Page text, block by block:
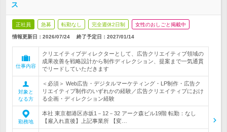
ス
正社員 急募 転勤なし 完全週休2日制 女性のおしごと掲載中
情報更新日：2026/07/24 終了予定日： 2027/01/14
仕事内容
クリエイティブディレクターとして、広告クリエイティブ領域の
成果改善を戦略設計から制作ディレクション、提案まで一気通貫
でリードしていただきます
対象と
なる方
＜必須＞ Web広告・デジタルマーケティング・LP制作・広告ク
リエイティブ制作のいずれかの経験／広告クリエイティブにおけ
る企画・ディレクション経験
勤務地
本社 東京都港区赤坂1－12－32 アーク森ビル19階 転勤：なし
【雇入れ直後】上記事業所 【変…